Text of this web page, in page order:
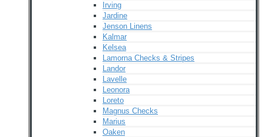
Irving
Jardine
Jenson Linens
Kalmar
Kelsea
Lamorna Checks & Stripes
Landor
Lavelle
Leonora
Loreto
Magnus Checks
Marius
Oaken